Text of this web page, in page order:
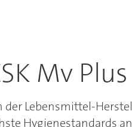
Mv
Lebensmittel-
Hygienestandards